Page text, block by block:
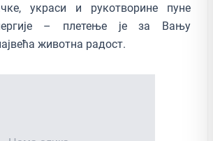
украси и рукотворине пуне
– плетење је за Вању
животна радост.